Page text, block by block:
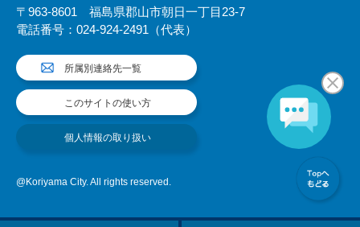
〒963-8601 福島県郡山市朝日一丁目23-7
電話番号：024-924-2491（代表）
所属別連絡先一覧
このサイトの使い方
個人情報の取り扱い
@Koriyama City. All rights reserved.